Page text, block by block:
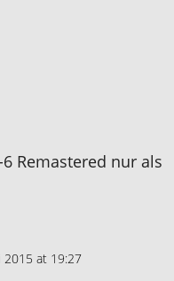
Remastered nur als
2015 at 19:27